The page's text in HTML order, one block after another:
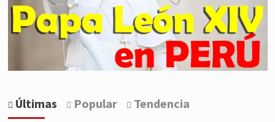
Últimas Popular Tendencia